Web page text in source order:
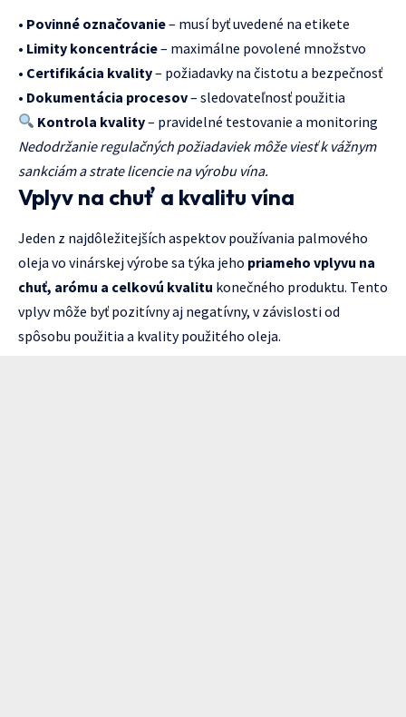
• Povinné označovanie– musí byť uvedené na etikete
• Limity koncentrácie– maximálne povolené množstvo
• Certifikácia kvality– požiadavky na čistotu a bezpečnosť
• Dokumentácia procesov– sledovateľnosť použitia
Kontrola kvality– pravidelné testovanie a monitoring
Nedodržanie regulačných požiadaviek môže viesť k vážnym
sankciám a strate licencie na výrobu vína.
Vplyv na chuť a kvalitu vína
Jeden z najdôležitejších aspektov používania palmového
oleja vo vinárskej výrobe sa týka jeho priameho vplyvu na
chuť, arómu a celkovú kvalitu konečného produktu. Tento
vplyv môže byť pozitívny aj negatívny, v závislosti od
spôsobu použitia a kvality použitého oleja.